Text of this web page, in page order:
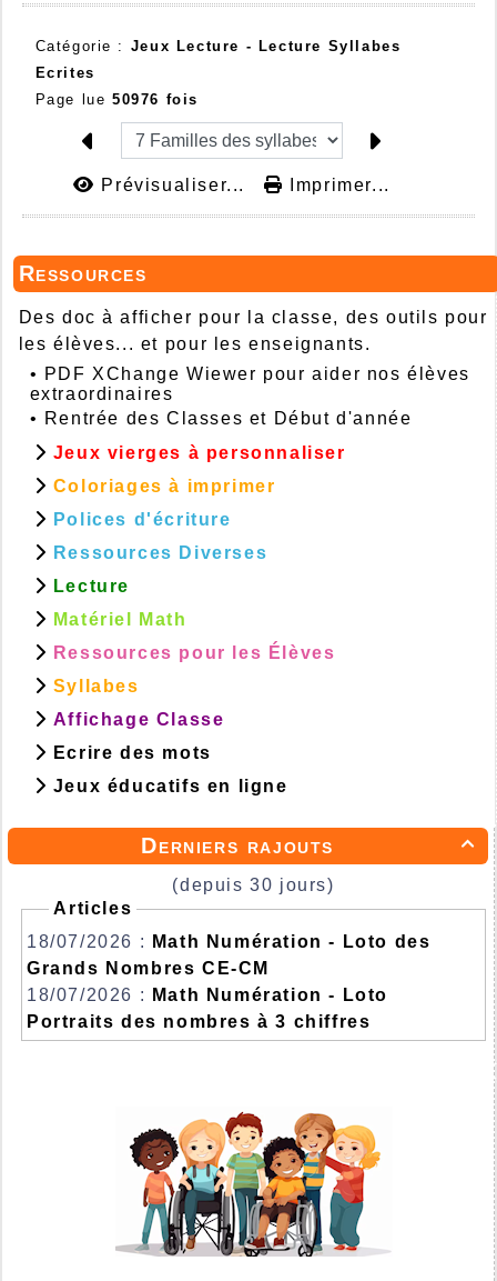

Derniers rajouts
(depuis 30 jours)
Articles
18/07/2026 :
Math Numération - Loto des
Grands Nombres CE-CM
18/07/2026 :
Math Numération - Loto
Portraits des nombres à 3 chiffres
Catégorie : Jeux Lecture - Lecture Syllabes
Ecrites
Page lue 50976 fois
Prévisualiser... Imprimer...
Ressources
Des doc à afficher pour la classe, des outils pour
les élèves... et pour les enseignants.
• PDF XChange Wiewer pour aider nos élèves
extraordinaires
• Rentrée des Classes et Début d'année
Jeux vierges à personnaliser
Coloriages à imprimer
Polices d'écriture
Ressources Diverses
Lecture
Matériel Math
Ressources pour les Élèves
Syllabes
Affichage Classe
Ecrire des mots
Jeux éducatifs en ligne